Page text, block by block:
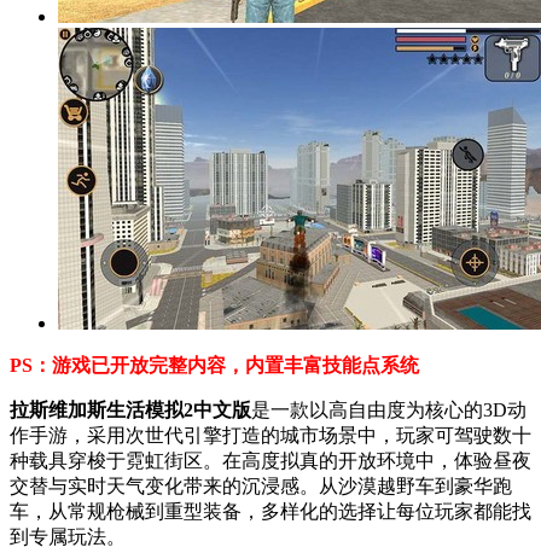
PS：游戏已开放完整内容，内置丰富技能点系统
拉斯维加斯生活模拟2中文版是一款以高自由度为核心的3D动
作手游，采用次世代引擎打造的城市场景中，玩家可驾驶数十
种载具穿梭于霓虹街区。在高度拟真的开放环境中，体验昼夜
交替与实时天气变化带来的沉浸感。从沙漠越野车到豪华跑
车，从常规枪械到重型装备，多样化的选择让每位玩家都能找
到专属玩法。